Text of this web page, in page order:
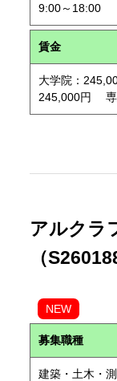
9:00～18:00
賃金
大学院：
245,000円 専
アルクラ
（
NEW
募集職種
建築・土木・